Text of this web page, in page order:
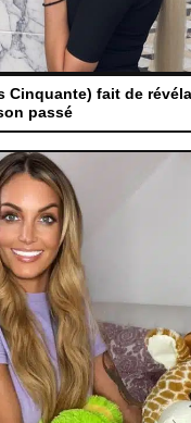
Cinquante) fait de
passé